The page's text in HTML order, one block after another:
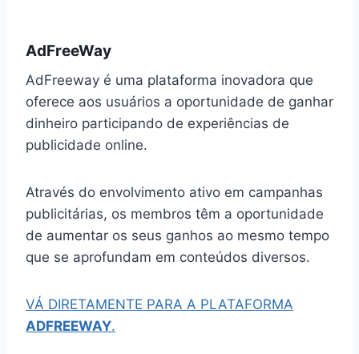
AdFreeWay
AdFreeway é uma plataforma inovadora que
oferece aos usuários a oportunidade de ganhar
dinheiro participando de experiências de
publicidade online.
Através do envolvimento ativo em campanhas
publicitárias, os membros têm a oportunidade
de aumentar os seus ganhos ao mesmo tempo
que se aprofundam em conteúdos diversos.
VÁ DIRETAMENTE PARA A PLATAFORMA
ADFREEWAY.